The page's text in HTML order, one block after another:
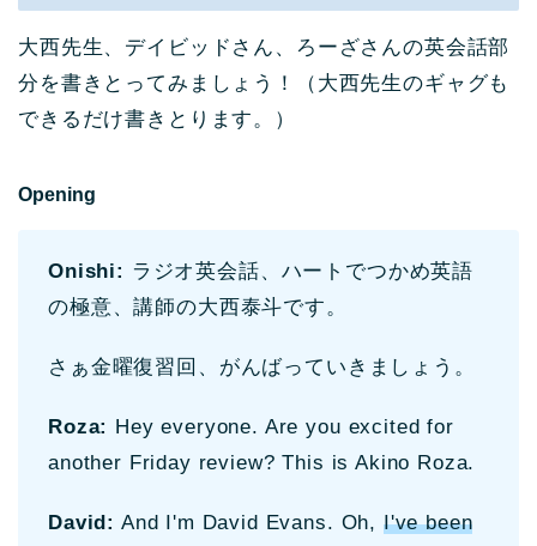
大西先生、デイビッドさん、ろーざさんの英会話部
分を書きとってみましょう！（大西先生のギャグも
できるだけ書きとります。）
Opening
Onishi: ラジオ英会話、ハートでつかめ英語
の極意、講師の大西泰斗です。
さぁ金曜復習回、がんばっていきましょう。
Roza: Hey everyone. Are you excited for
another Friday review? This is Akino Roza.
David: And I'm David Evans. Oh, I've been